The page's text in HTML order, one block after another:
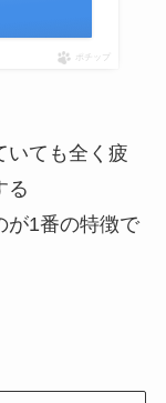
ポチップ
いても全く疲
る
が1番の特徴で